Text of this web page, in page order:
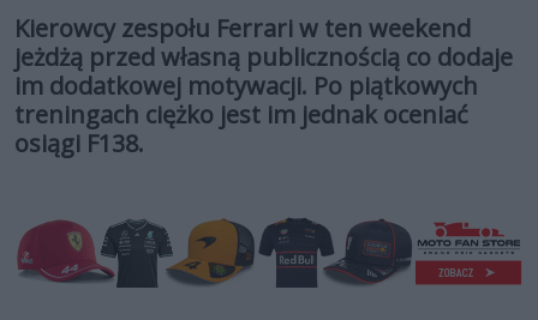
Kierowcy zespołu Ferrari w ten weekend
jeżdżą przed własną publicznością co dodaje
im dodatkowej motywacji. Po piątkowych
treningach ciężko jest im jednak oceniać
osiągi F138.